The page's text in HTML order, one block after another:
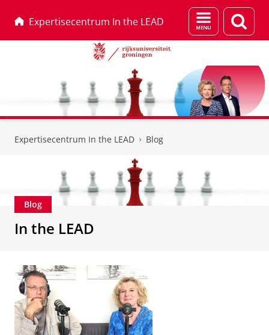
Expertisecentrum In the LEAD
Menu
en
Expertisecentrum In the LEAD Blog
Blog
In the LEAD